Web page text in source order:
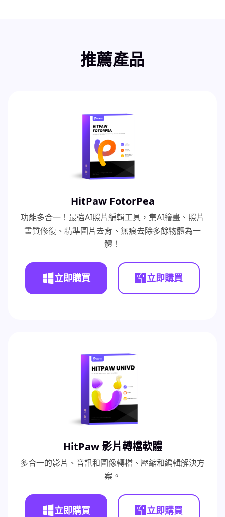
推薦產品
HitPaw FotorPea
功能多合一！最強AI照片編輯工具，集AI繪畫、照片
畫質修復、精準圖片去背、無痕去除多餘物體為一
體！
立即購買 立即購買
HitPaw 影片轉檔軟體
多合一的影片、音訊和圖像轉檔、壓縮和編輯解決方
案。
立即購買 立即購買